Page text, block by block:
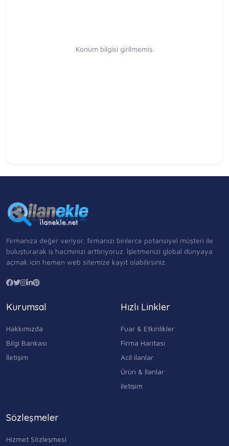
Konum bilgisi girilmemiş.
Firmanıza değer veriyor, firmanızı binlerce potansiyel müşteri ile
buluşturarak iş hacminizi arttırıyoruz. İşletmenizi global dünyaya
açmak için hemen web sitemize kayıt olabilirsiniz.
Kurumsal
Hakkımızda
Bilgi Bankası
İletişim
Hızlı Linkler
Fuar & Etkinlikler
Firma Haritası
Acil ilanlar
Ürün & İlanlar
iletişim
Sözleşmeler
Hizmet Sözleşmesi